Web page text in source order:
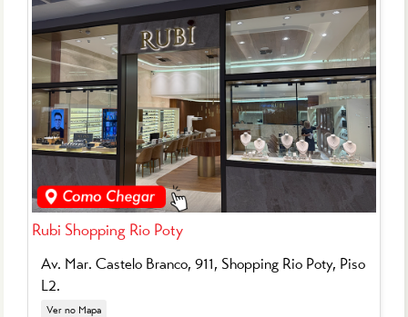
Rubi Shopping Rio Poty
Av. Mar. Castelo Branco, 911, Shopping Rio Poty, Piso
L2.
Ver no Mapa